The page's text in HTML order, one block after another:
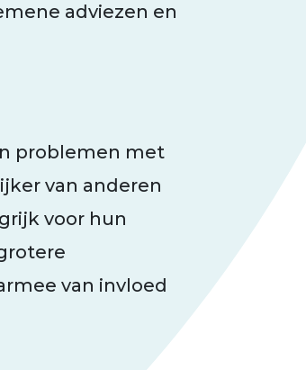
adviezen en
problemen met
van anderen
voor hun
van invloed